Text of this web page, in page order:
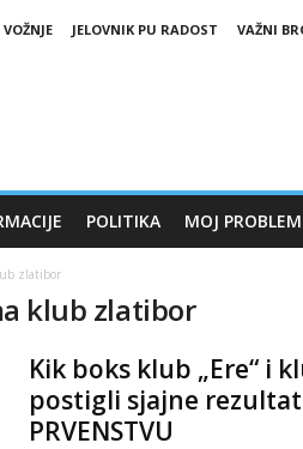
VOŽNJE JELOVNIK PU RADOST VAŽNI
POLITIKA MOJ PROBLEM
zlatibor
klub zlatibor
Kik boks klub „Ere“ i
postigli sjajne
PRVENSTVU